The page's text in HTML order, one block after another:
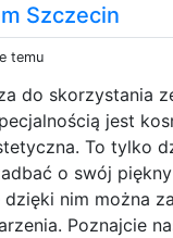
Szczecin
temu
do skorzystania
jest
To tylko
o swój
dzięki nim można
Poznajcie